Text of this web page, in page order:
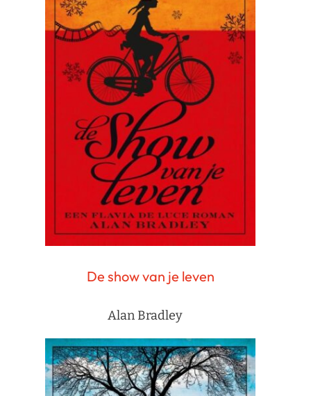
De show van je leven
Alan Bradley